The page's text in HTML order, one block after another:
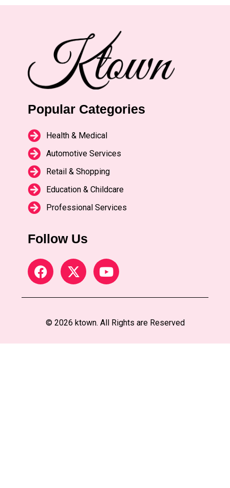
Popular Categories
Health & Medical
Automotive Services
Retail & Shopping
Education & Childcare
Professional Services
Follow Us
© 2026 ktown. All Rights are Reserved